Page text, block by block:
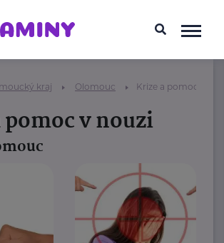
kraj Olomouc Krize a pomoc v
pomoc v nouzi